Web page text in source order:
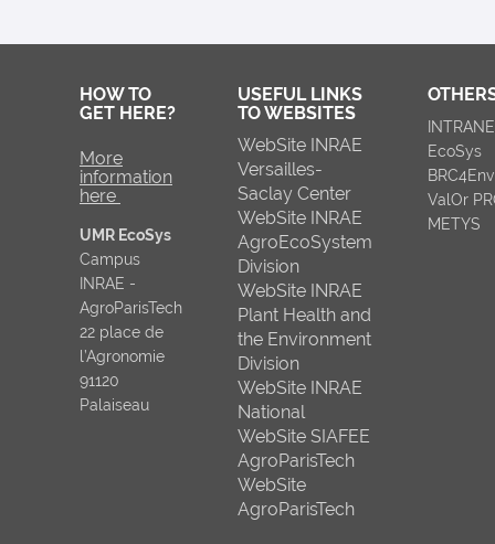
HOW TO
GET HERE?
More
information
here
UMR EcoSys
Campus
INRAE -
AgroParisTech
22 place de
l’Agronomie
91120
Palaiseau
USEFUL LINKS
TO WEBSITES
WebSite INRAE
Versailles-
Saclay Center
WebSite INRAE
AgroEcoSystem
Division
WebSite INRAE
Plant Health and
the Environment
Division
WebSite INRAE
National
WebSite SIAFEE
AgroParisTech
WebSite
AgroParisTech
EcoSys
BRC4Env
ValOr
METYS